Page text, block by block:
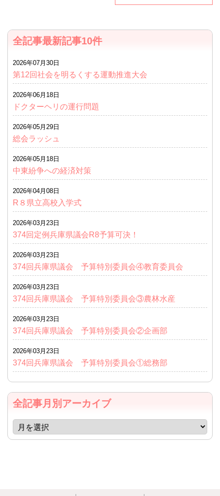
全記事最新記事10件
2026年07月30日
第12回社会を明るくする運動推進大会
2026年06月18日
ドクターヘリの運行問題
2026年05月29日
総会ラッシュ
2026年05月18日
中東紛争への経済対策
2026年04月08日
R８県立高校入学式
2026年03月23日
374回定例兵庫県議会R8予算可決！
2026年03月23日
374回兵庫県議会 予算特別委員会④教育委員会
2026年03月23日
374回兵庫県議会 予算特別委員会③農林水産
2026年03月23日
374回兵庫県議会 予算特別委員会②企画部
2026年03月23日
374回兵庫県議会 予算特別委員会①総務部
全記事月別アーカイブ